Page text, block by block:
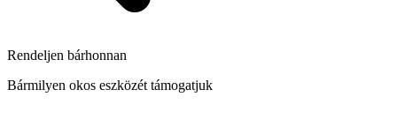
Rendeljen bárhonnan
Bármilyen okos eszközét támogatjuk